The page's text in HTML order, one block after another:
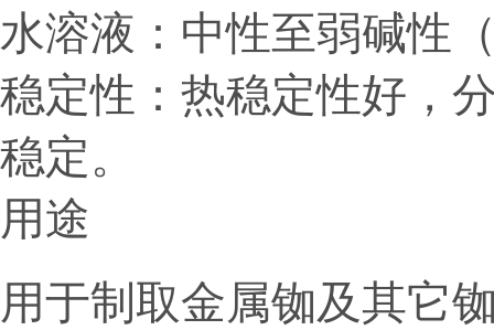
水溶液：中性至弱碱性
稳定性：热稳定性好，
稳定。
用途
用于制取金属铷及其它